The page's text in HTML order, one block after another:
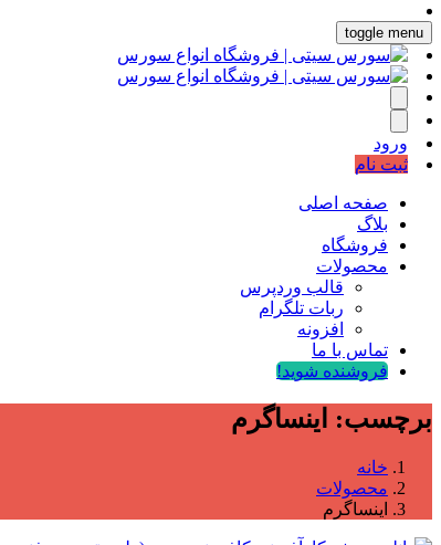
toggle menu
ورود
ثبت نام
صفحه اصلی
بلاگ
فروشگاه
محصولات
قالب وردپرس
ربات تلگرام
افزونه
تماس با ما
فروشنده شوید!
برچسب: اینساگرم
خانه
محصولات
اینساگرم